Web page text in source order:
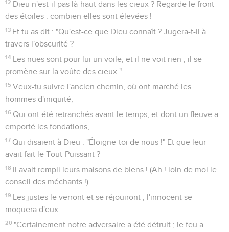
12 Dieu n'est-il pas là-haut dans les cieux ? Regarde le front
des étoiles : combien elles sont élevées !
13 Et tu as dit : "Qu'est-ce que Dieu connaît ? Jugera-t-il à
travers l'obscurité ?
14 Les nues sont pour lui un voile, et il ne voit rien ; il se
promène sur la voûte des cieux."
15 Veux-tu suivre l'ancien chemin, où ont marché les
hommes d'iniquité,
16 Qui ont été retranchés avant le temps, et dont un fleuve a
emporté les fondations,
17 Qui disaient à Dieu : "Éloigne-toi de nous !" Et que leur
avait fait le Tout-Puissant ?
18 Il avait rempli leurs maisons de biens ! (Ah ! loin de moi le
conseil des méchants !)
19 Les justes le verront et se réjouiront ; l'innocent se
moquera d'eux :
20 "Certainement notre adversaire a été détruit ; le feu a